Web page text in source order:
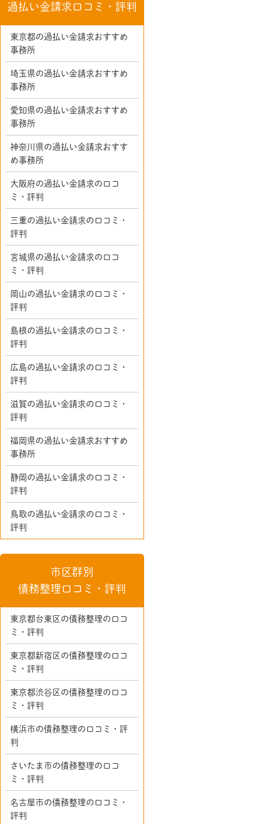
過払い金請求口コミ・評判
東京都の過払い金請求おすすめ
事務所
埼玉県の過払い金請求おすすめ
事務所
愛知県の過払い金請求おすすめ
事務所
神奈川県の過払い金請求おすす
め事務所
大阪府の過払い金請求の口コ
ミ・評判
三重の過払い金請求の口コミ・
評判
宮城県の過払い金請求の口コ
ミ・評判
岡山の過払い金請求の口コミ・
評判
島根の過払い金請求の口コミ・
評判
広島の過払い金請求の口コミ・
評判
滋賀の過払い金請求の口コミ・
評判
福岡県の過払い金請求おすすめ
事務所
静岡の過払い金請求の口コミ・
評判
鳥取の過払い金請求の口コミ・
評判
市区群別
債務整理口コミ・評判
東京都台東区の債務整理の口コ
ミ・評判
東京都新宿区の債務整理の口コ
ミ・評判
東京都渋谷区の債務整理の口コ
ミ・評判
横浜市の債務整理の口コミ・評
判
さいたま市の債務整理の口コ
ミ・評判
名古屋市の債務整理の口コミ・
評判